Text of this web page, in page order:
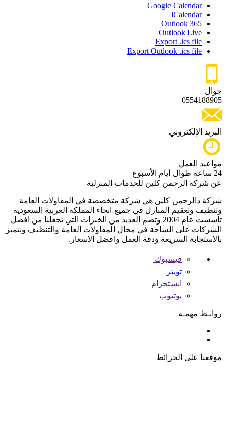
Google Calendar
iCalendar
Outlook 365
Outlook Live
Export .ics file
Export Outlook .ics file
جوال
0554188905
البريد الإلكتروني
مواعيد العمل
24 ساعة طوال أيام الأسبوع
عن شركة الرحمن كلين للخدمات المنزلية
شركة دالرحمن كلين هي شركة متخصصة في المقاولات العامة
وتنظيف وتعقيم المنازل في جميع انحاء المملكة العربية السعودية
تاسست عام 2004 وتضم العديد من الخبرات التي تجعلنا من افضل
الشركات على الساحة في مجال المقاولات العامة والتنظيف ونتميز
بالاستجابة السريعة ودقة العمل وافضل الاسعار.
فيسبوك
تويتر
انستجرام
يوتيوب
روابـط مهمـة
موقعنا على الخرائط